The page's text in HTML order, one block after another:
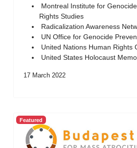
Montreal Institute for
Rights Studies
Radicalization Awareness
UN Office for Genocide
United Nations Human Rights
United States Holocaust
17 March 2022
Featured